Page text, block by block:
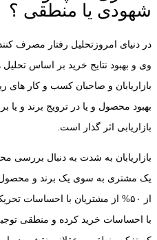
شهودی یا منطقی ؟
در دنیای امروزتحلیل رفتار مصرف
وی و بهبود نتایج خرید بر اساس
بازاریابان و صاحبان کسب و کار های
بهبود محصول و یا در ترویج برند و یا
بازاریابی اثر گذار است.
بازاریابان به شدت به دنبال
یک مشتری به سوی یک برند و محصول
از ۵۰% از مشتریان با احساسات
با احساسات خرید کرده و منطقی